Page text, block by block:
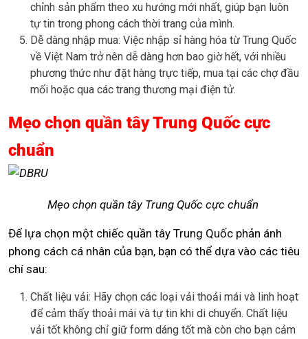
chỉnh sản phẩm theo xu hướng mới nhất, giúp bạn luôn
tự tin trong phong cách thời trang của mình.
Dễ dàng nhập mua: Việc nhập sỉ hàng hóa từ Trung Quốc
về Việt Nam trở nên dễ dàng hơn bao giờ hết, với nhiều
phương thức như đặt hàng trực tiếp, mua tại các chợ đầu
mối hoặc qua các trang thương mại điện tử.
Mẹo chọn quần tây Trung Quốc cực
chuẩn
Mẹo chọn quần tây Trung Quốc cực chuẩn
Để lựa chọn một chiếc quần tây Trung Quốc phản ánh
phong cách cá nhân của bạn, bạn có thể dựa vào các tiêu
chí sau:
Chất liệu vải: Hãy chọn các loại vải thoải mái và linh hoạt
để cảm thấy thoải mái và tự tin khi di chuyển. Chất liệu
vải tốt không chỉ giữ form dáng tốt mà còn cho bạn cảm